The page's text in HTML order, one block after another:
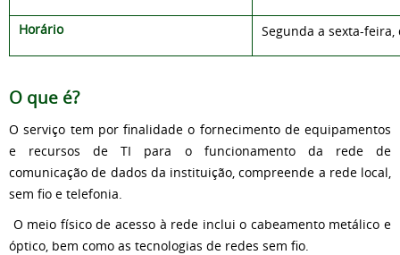
Horário Segunda a sexta-feira,
O que é?
O serviço tem por finalidade o fornecimento de equipamentos
e recursos de TI para o funcionamento da rede de
comunicação de dados da instituição, compreende a rede local,
sem fio e telefonia.
O meio físico de acesso à rede inclui o cabeamento metálico e
óptico, bem como as tecnologias de redes sem fio.